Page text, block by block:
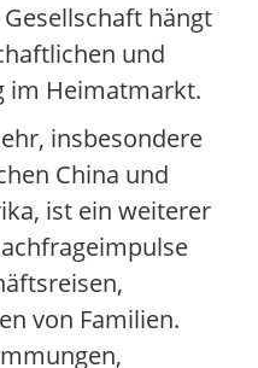
hängt
und
im Heimatmarkt.
insbesondere
China und
ist ein weiterer
von Familien.